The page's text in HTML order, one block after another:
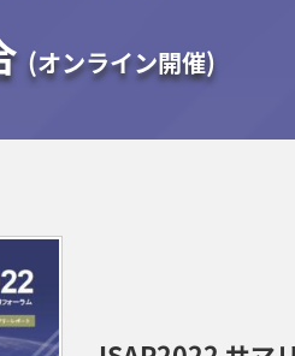
(オンライン開催)